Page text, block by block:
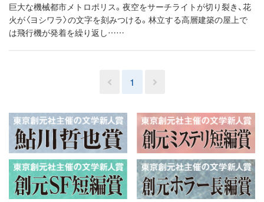
巨大な機械都市メトロポリス。夜空をサーチライトが切り裂き、花
火が〈ヨシワラ〉の文字を刻みつける。林立する高層建築の屋上で
は飛行機が発着を繰り返し……
1